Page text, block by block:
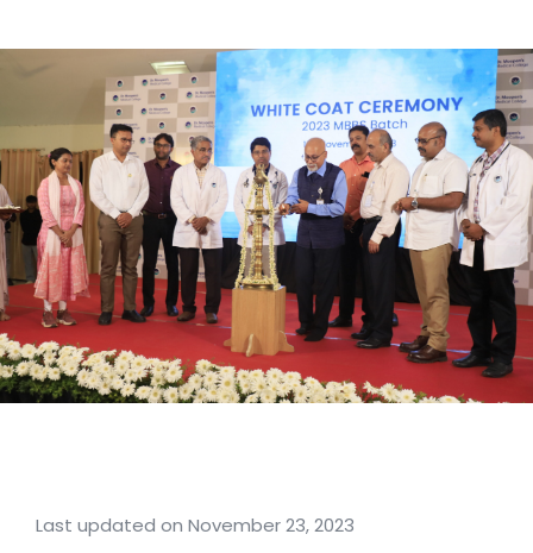
Last updated on November 23, 2023